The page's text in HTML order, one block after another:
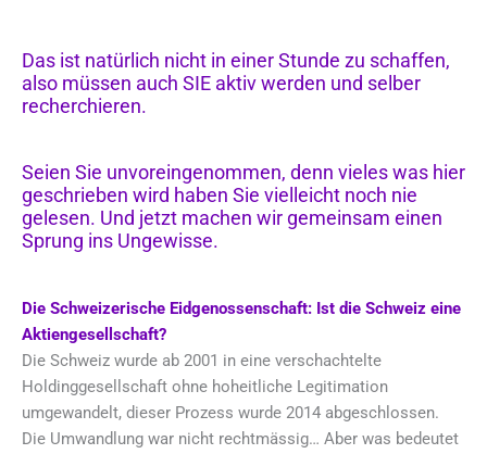
Das ist natürlich nicht in einer Stunde zu schaffen,
also müssen auch SIE aktiv werden und selber
recherchieren.
Seien Sie unvoreingenommen, denn vieles was hier
geschrieben wird haben Sie vielleicht noch nie
gelesen. Und jetzt machen wir gemeinsam einen
Sprung ins Ungewisse.
Die Schweizerische Eidgenossenschaft: Ist die Schweiz eine
Aktiengesellschaft?
Die Schweiz wurde ab 2001 in eine verschachtelte
Holdinggesellschaft ohne hoheitliche Legitimation
umgewandelt, dieser Prozess wurde 2014 abgeschlossen.
Die Umwandlung war nicht rechtmässig… Aber was bedeutet